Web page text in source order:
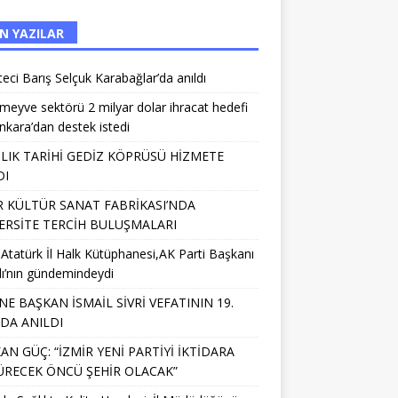
YAZILAR
Barış Selçuk Karabağlar’da anıldı
sektörü 2 milyar dolar ihracat hedefi
destek istedi
TARİHİ GEDİZ KÖPRÜSÜ HİZMETE
KÜLTÜR SANAT FABRİKASI’NDA
TERCİH BULUŞMALARI
İl Halk Kütüphanesi,AK Parti Başkanı
gündemindeydi
BAŞKAN İSMAİL SİVRİ VEFATININ 19.
ANILDI
GÜÇ: “İZMİR YENİ PARTİYİ İKTİDARA
ÖNCÜ ŞEHİR OLACAK”